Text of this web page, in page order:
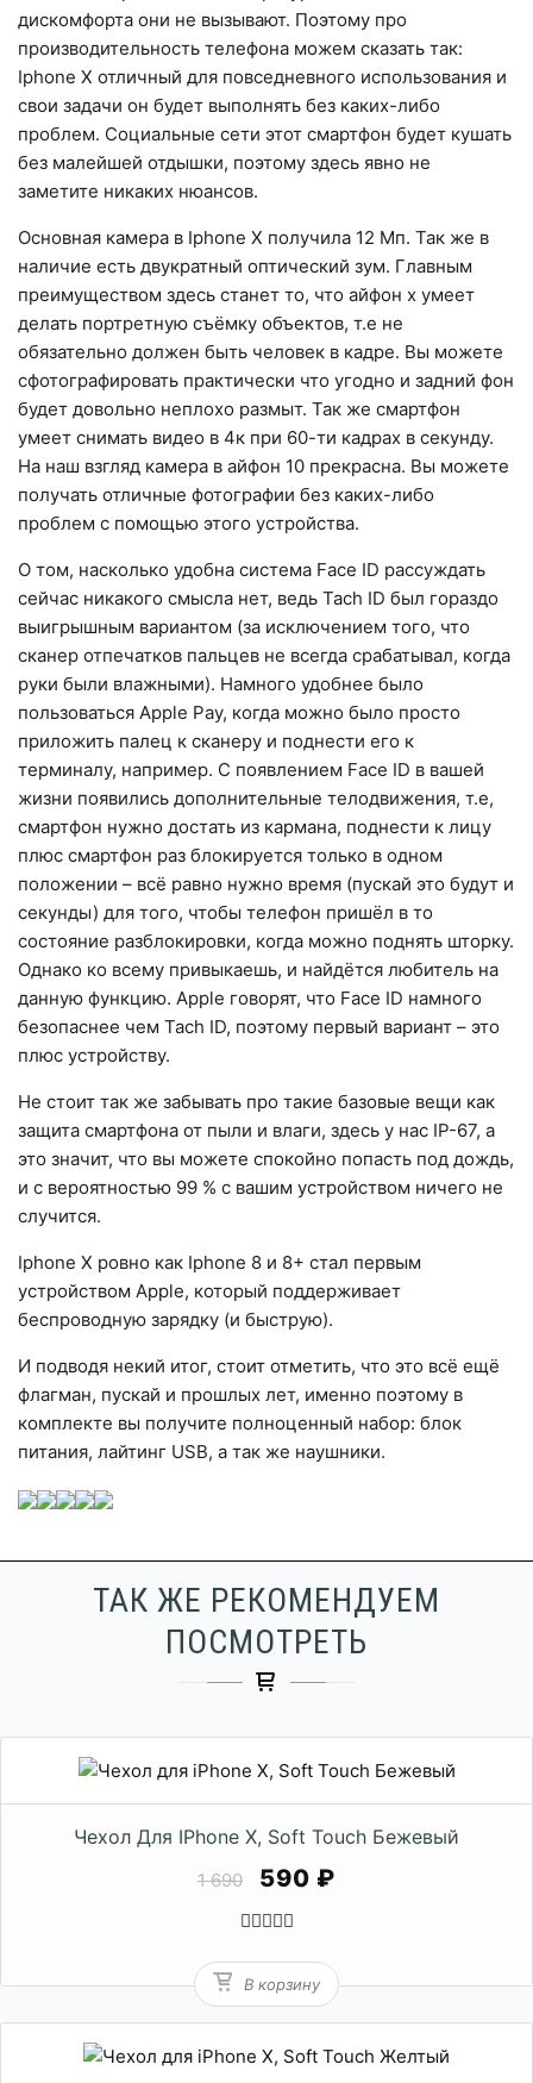
дискомфорта они не вызывают. Поэтому про
производительность телефона можем сказать так:
Iphone X отличный для повседневного использования и
свои задачи он будет выполнять без каких-либо
проблем. Социальные сети этот смартфон будет кушать
без малейшей отдышки, поэтому здесь явно не
заметите никаких нюансов.
Основная камера в Iphone X получила 12 Мп. Так же в
наличие есть двукратный оптический зум. Главным
преимуществом здесь станет то, что айфон х умеет
делать портретную съёмку объектов, т.е не
обязательно должен быть человек в кадре. Вы можете
сфотографировать практически что угодно и задний фон
будет довольно неплохо размыт. Так же смартфон
умеет снимать видео в 4к при 60-ти кадрах в секунду.
На наш взгляд камера в айфон 10 прекрасна. Вы можете
получать отличные фотографии без каких-либо
проблем с помощью этого устройства.
О том, насколько удобна система Face ID рассуждать
сейчас никакого смысла нет, ведь Tach ID был гораздо
выигрышным вариантом (за исключением того, что
сканер отпечатков пальцев не всегда срабатывал, когда
руки были влажными). Намного удобнее было
пользоваться Apple Pay, когда можно было просто
приложить палец к сканеру и поднести его к
терминалу, например. С появлением Face ID в вашей
жизни появились дополнительные телодвижения, т.е,
смартфон нужно достать из кармана, поднести к лицу
плюс смартфон раз блокируется только в одном
положении – всё равно нужно время (пускай это будут и
секунды) для того, чтобы телефон пришёл в то
состояние разблокировки, когда можно поднять шторку.
Однако ко всему привыкаешь, и найдётся любитель на
данную функцию. Apple говорят, что Face ID намного
безопаснее чем Tach ID, поэтому первый вариант – это
плюс устройству.
Не стоит так же забывать про такие базовые вещи как
защита смартфона от пыли и влаги, здесь у нас IP-67, а
это значит, что вы можете спокойно попасть под дождь,
и с вероятностью 99 % с вашим устройством ничего не
случится.
Iphone X ровно как Iphone 8 и 8+ стал первым
устройством Apple, который поддерживает
беспроводную зарядку (и быструю).
И подводя некий итог, стоит отметить, что это всё ещё
флагман, пускай и прошлых лет, именно поэтому в
комплекте вы получите полноценный набор: блок
питания, лайтинг USB, а так же наушники.
ТАК ЖЕ РЕКОМЕНДУЕМ
ПОСМОТРЕТЬ
Чехол Для IPhone X, Soft Touch Бежевый
1 690 590 ₽
В корзину